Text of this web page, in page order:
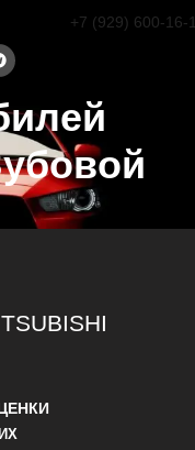
+7 (929) 600-16-